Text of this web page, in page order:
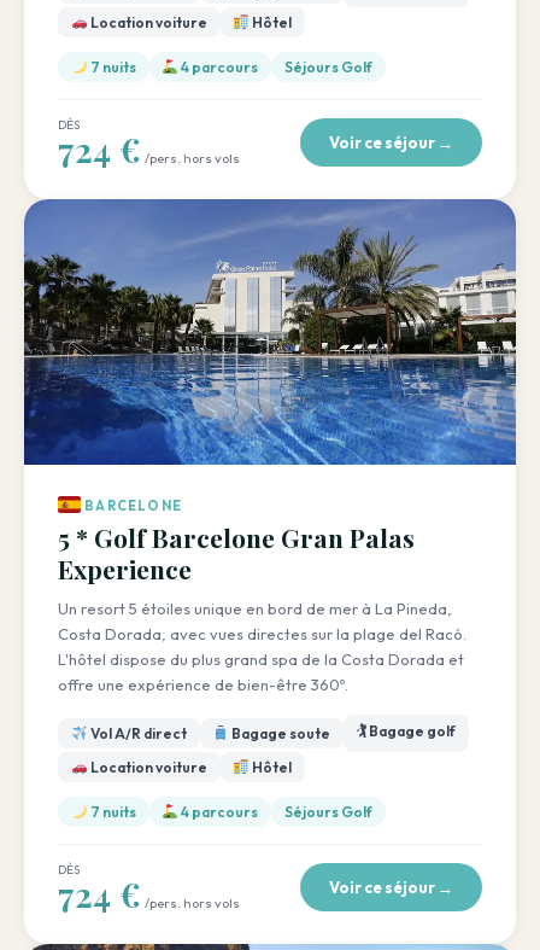
Location voiture
Hôtel
7 nuits 4 parcours Séjours Golf
DÈS
724 € /pers. hors vols
Voir ce séjour →
BARCELONE
5 * Golf Barcelone Gran Palas
Experience
Un resort 5 étoiles unique en bord de mer à La Pineda,
Costa Dorada, avec vues directes sur la plage del Racó.
L'hôtel dispose du plus grand spa de la Costa Dorada et
offre une expérience de bien-être 360º.
Vol A/R direct Bagage soute
🏌️ Bagage golf
Location voiture
Hôtel
7 nuits 4 parcours Séjours Golf
DÈS
724 € /pers. hors vols
Voir ce séjour →